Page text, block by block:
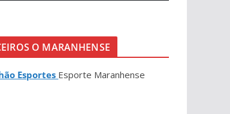
O MARANHENSE
Esportes Esporte Maranhense